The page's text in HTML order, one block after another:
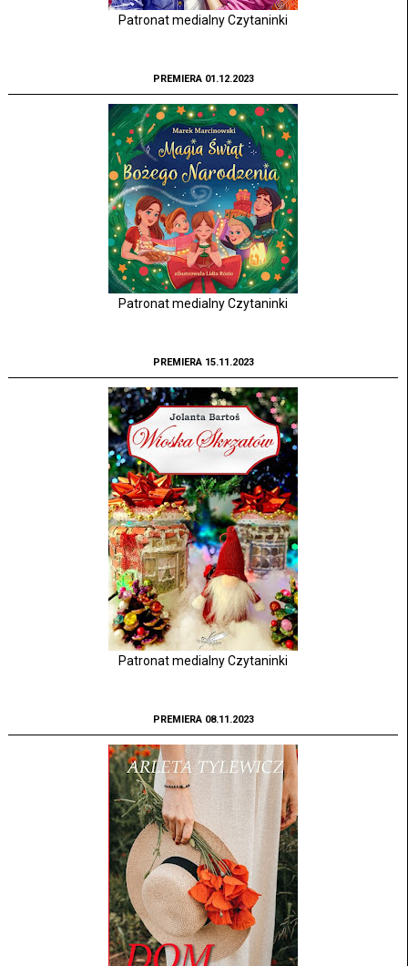
Patronat medialny Czytaninki
PREMIERA 01.12.2023
Patronat medialny Czytaninki
PREMIERA 15.11.2023
Patronat medialny Czytaninki
PREMIERA 08.11.2023